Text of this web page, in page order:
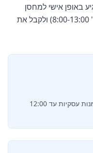
באופן אישי למחסן
בשעות הפעילות (א'-ה' 8:00-17:00, ו' 8:00-13:00) ולקבל את
דרך האתר, בטלפון או בוואטסאפ. הזמנות עסקיות עד 12:00